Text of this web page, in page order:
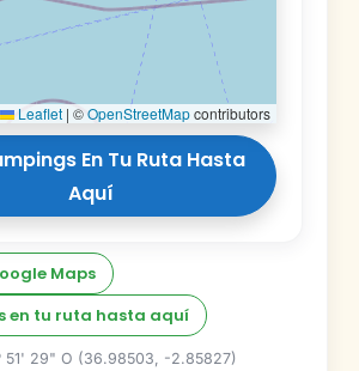
Leaflet | ©OpenStreetMapcontributors
Aquí
Maps
en tu ruta hasta aquí
51' 29" O (36.98503, -2.85827)